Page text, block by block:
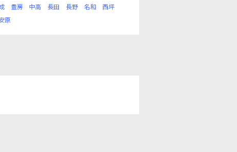
豊房 中高 長田 長野 名和
西坪
原